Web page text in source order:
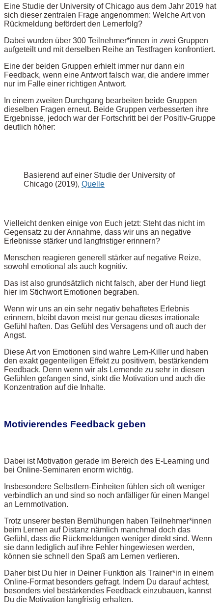
Eine Studie der University of Chicago aus dem Jahr 2019 hat
sich dieser zentralen Frage angenommen: Welche Art von
Rückmeldung befördert den Lernerfolg?
Dabei wurden über 300 Teilnehmer*innen in zwei Gruppen
aufgeteilt und mit derselben Reihe an Testfragen konfrontiert.
Eine der beiden Gruppen erhielt immer nur dann ein
Feedback, wenn eine Antwort falsch war, die andere immer
nur im Falle einer richtigen Antwort.
In einem zweiten Durchgang bearbeiten beide Gruppen
dieselben Fragen erneut. Beide Gruppen verbesserten ihre
Ergebnisse, jedoch war der Fortschritt bei der Positiv-Gruppe
deutlich höher:
Basierend auf einer Studie der University of
Chicago (2019), Quelle
Vielleicht denken einige von Euch jetzt: Steht das nicht im
Gegensatz zu der Annahme, dass wir uns an negative
Erlebnisse stärker und langfristiger erinnern?
Menschen reagieren generell stärker auf negative Reize,
sowohl emotional als auch kognitiv.
Das ist also grundsätzlich nicht falsch, aber der Hund liegt
hier im Stichwort Emotionen begraben.
Wenn wir uns an ein sehr negativ behaftetes Erlebnis
erinnern, bleibt davon meist nur genau dieses irrationale
Gefühl haften. Das Gefühl des Versagens und oft auch der
Angst.
Diese Art von Emotionen sind wahre Lern-Killer und haben
den exakt gegenteiligen Effekt zu positivem, bestärkendem
Feedback. Denn wenn wir als Lernende zu sehr in diesen
Gefühlen gefangen sind, sinkt die Motivation und auch die
Konzentration auf die Inhalte.
Motivierendes Feedback geben
Dabei ist Motivation gerade im Bereich des E-Learning und
bei Online-Seminaren enorm wichtig.
Insbesondere Selbstlern-Einheiten fühlen sich oft weniger
verbindlich an und sind so noch anfälliger für einen Mangel
an Lernmotivation.
Trotz unserer besten Bemühungen haben Teilnehmer*innen
beim Lernen auf Distanz nämlich manchmal doch das
Gefühl, dass die Rückmeldungen weniger direkt sind. Wenn
sie dann lediglich auf ihre Fehler hingewiesen werden,
können sie schnell den Spaß am Lernen verlieren.
Daher bist Du hier in Deiner Funktion als Trainer*in in einem
Online-Format besonders gefragt. Indem Du darauf achtest,
besonders viel bestärkendes Feedback einzubauen, kannst
Du die Motivation langfristig erhalten.